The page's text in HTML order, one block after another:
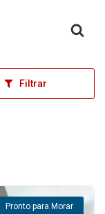
Filtrar
Pronto para Morar